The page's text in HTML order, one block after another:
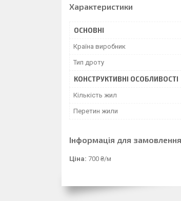
Характеристики
ОСНОВНІ
Країна виробник
Тип дроту
КОНСТРУКТИВНІ ОСОБЛИВОСТІ
Кількість жил
Перетин жили
Інформація для замовлення
Ціна: 700 ₴/м